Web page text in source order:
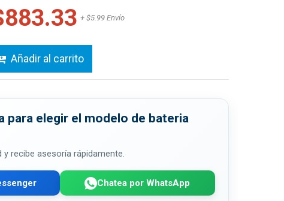
+ $5.99 Envío
Añadir al carrito
para elegir el modelo de bateria
recibe asesoría rápidamente.
Chatea por WhatsApp